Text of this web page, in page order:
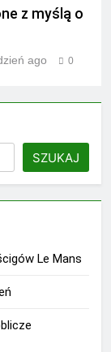
z myślą o
ago 0
SZUKAJ
Le Mans